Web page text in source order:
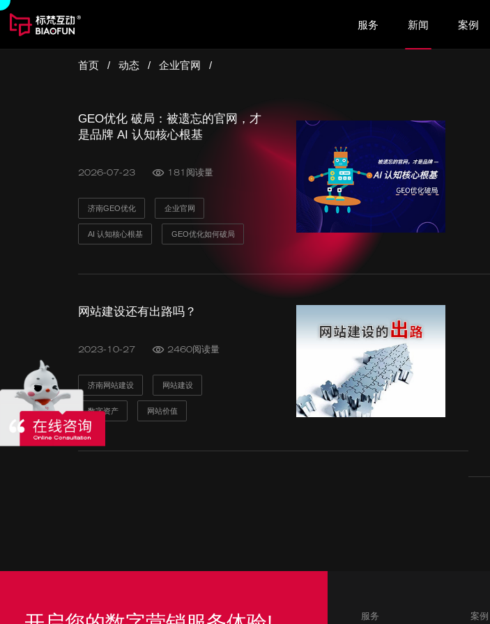
服务 新闻 案例
开启您的数字营销服务
营推广服务 | 智慧数字大屏
首页 / 动态 / 企业官网 /
GEO优化 破局：被遗忘的官网，才
是品牌 AI 认知核心根基
2026-07-23 181阅读量
济南GEO优化 企业官网
AI 认知核心根基 GEO优化如何破局
网站建设还有出路吗？
2023-10-27 2460阅读量
济南网站建设 网站建设
数字资产 网站价值
服务 案例